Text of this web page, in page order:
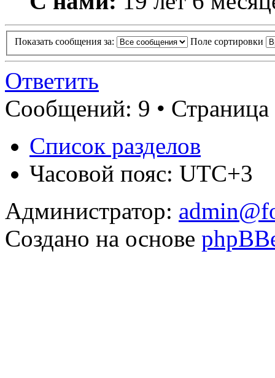
Показать сообщения за: Поле сортировки
Ответить
Сообщений: 9 • Страница
Список разделов
Часовой пояс: UTC+3
Администратор:
Создано на основе